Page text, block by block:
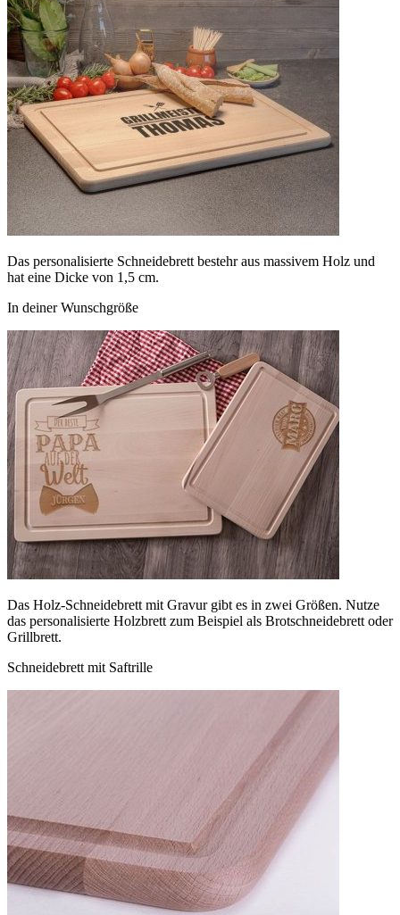
Das personalisierte Schneidebrett bestehr aus massivem Holz und
hat eine Dicke von 1,5 cm.
In deiner Wunschgröße
Das Holz-Schneidebrett mit Gravur gibt es in zwei Größen. Nutze
das personalisierte Holzbrett zum Beispiel als Brotschneidebrett oder
Grillbrett.
Schneidebrett mit Saftrille